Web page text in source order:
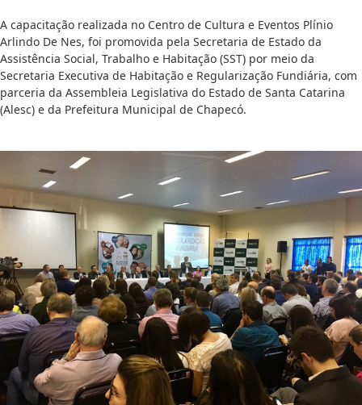
A capacitação realizada no Centro de Cultura e Eventos Plínio
Arlindo De Nes, foi promovida pela Secretaria de Estado da
Assistência Social, Trabalho e Habitação (SST) por meio da
Secretaria Executiva de Habitação e Regularização Fundiária, com
parceria da Assembleia Legislativa do Estado de Santa Catarina
(Alesc) e da Prefeitura Municipal de Chapecó.